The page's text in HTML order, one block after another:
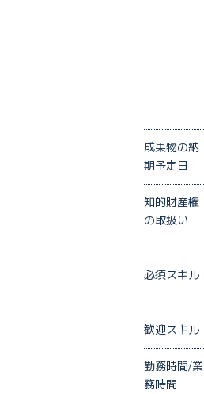
成果物の納
期予定日
知的財産権
の取扱い
必須スキル
歓迎スキル
勤務時間/業
務時間